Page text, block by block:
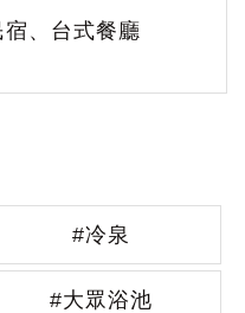
、台式餐廳
#冷泉
#大眾浴池